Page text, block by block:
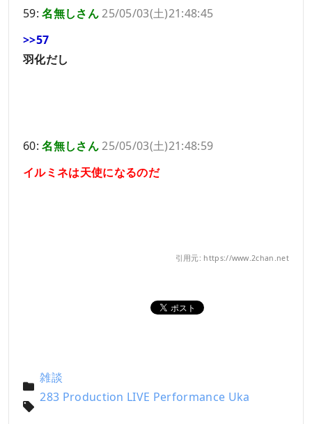
59:名無しさん25/05/03(土)21:48:45
>>57
羽化だし
60:名無しさん25/05/03(土)21:48:59
イルミネは天使になるのだ
引用元: https://www.2chan.net
雑談
283 Production LIVE Performance Uka